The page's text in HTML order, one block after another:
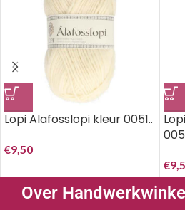
Lopi Alafosslopi kleur 0051..
€9,50
€
Over